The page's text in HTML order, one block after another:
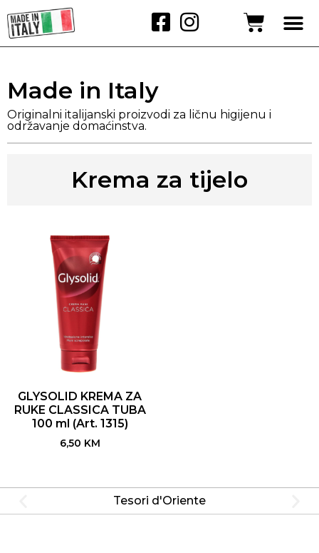
Made in Italy
Originalni italijanski proizvodi za ličnu higijenu i
održavanje domaćinstva.
Krema za tijelo
GLYSOLID KREMA ZA
RUKE CLASSICA TUBA
100 ml (Art. 1315)
6,50 KM
Tesori d'Oriente